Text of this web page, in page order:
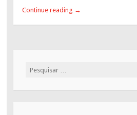
Continue reading →
Pesquisar